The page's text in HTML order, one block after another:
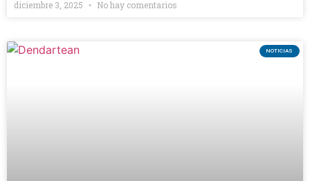
diciembre 3, 2025 No hay comentarios
NOTICIAS